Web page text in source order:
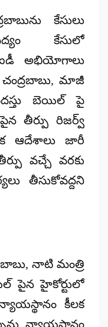
కేసులు
కేసులో
అభియోగాలు
మాజీ
బెయిల్ పై
తీర్పు రిజర్వ్
ఆదేశాలు జారీ
వచ్చే వరకు
తీసుకోవద్దని
నాటి మంత్రి
పైన హైకోర్టులో
కీలక
న్యాయస్థానం